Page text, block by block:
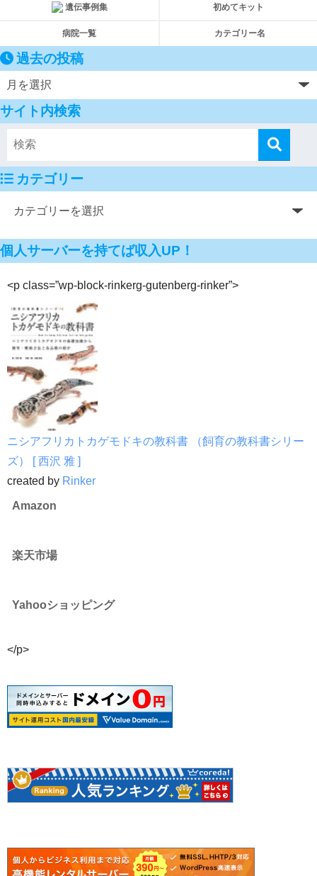
遺伝事例集 初めてキット
病院一覧 カテゴリー名
過去の投稿
サイト内検索
カテゴリー
個人サーバーを持てば収入UP！
<p class=”wp-block-rinkerg-gutenberg-rinker”>
ニシアフリカトカゲモドキの教科書 （飼育の教科書シリー
ズ） [ 西沢 雅 ]
created by Rinker
Amazon
楽天市場
Yahooショッピング
</p>